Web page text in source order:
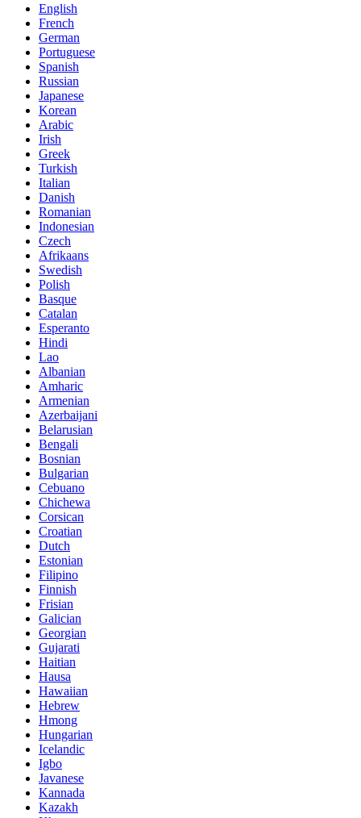
English
French
German
Portuguese
Spanish
Russian
Japanese
Korean
Arabic
Irish
Greek
Turkish
Italian
Danish
Romanian
Indonesian
Czech
Afrikaans
Swedish
Polish
Basque
Catalan
Esperanto
Hindi
Lao
Albanian
Amharic
Armenian
Azerbaijani
Belarusian
Bengali
Bosnian
Bulgarian
Cebuano
Chichewa
Corsican
Croatian
Dutch
Estonian
Filipino
Finnish
Frisian
Galician
Georgian
Gujarati
Haitian
Hausa
Hawaiian
Hebrew
Hmong
Hungarian
Icelandic
Igbo
Javanese
Kannada
Kazakh